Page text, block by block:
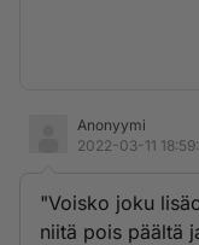
Anonyymi
2022-03-11
"Voisko joku
niitä pois päältä